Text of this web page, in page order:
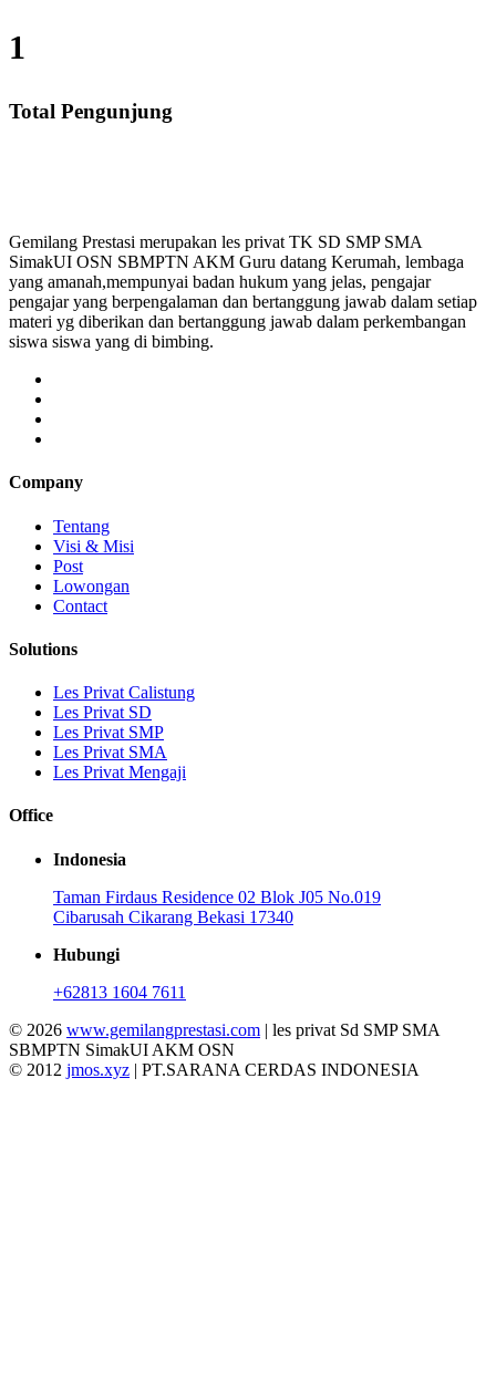
1
Total Pengunjung
Gemilang Prestasi merupakan les privat TK SD SMP SMA
SimakUI OSN SBMPTN AKM Guru datang Kerumah, lembaga
yang amanah,mempunyai badan hukum yang jelas, pengajar
pengajar yang berpengalaman dan bertanggung jawab dalam setiap
materi yg diberikan dan bertanggung jawab dalam perkembangan
siswa siswa yang di bimbing.
Company
Tentang
Visi & Misi
Post
Lowongan
Contact
Solutions
Les Privat Calistung
Les Privat SD
Les Privat SMP
Les Privat SMA
Les Privat Mengaji
Office
Indonesia
Taman Firdaus Residence 02 Blok J05 No.019
Cibarusah Cikarang Bekasi 17340
Hubungi
+62813 1604 7611
© 2026 www.gemilangprestasi.com | les privat Sd SMP SMA
SBMPTN SimakUI AKM OSN
© 2012 jmos.xyz | PT.SARANA CERDAS INDONESIA